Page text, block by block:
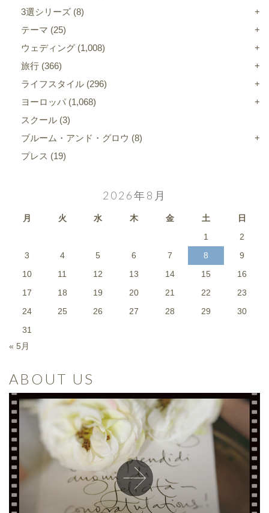
3選シリーズ (8)
テーマ (25)
ウェディング (1,008)
旅行 (366)
ライフスタイル (296)
ヨーロッパ(1,068)
スクール (3)
ブルーム・アンド・グロウ (8)
プレス (19)
2026年8月
月 火 水 木 金 土
日
1
2
3
4 5 6 7 8
9
10
11 12 13 14 15
16
17
18 19 20 21 22
23
24
25 26 27 28 29
30
31
« 5月
ABOUT US